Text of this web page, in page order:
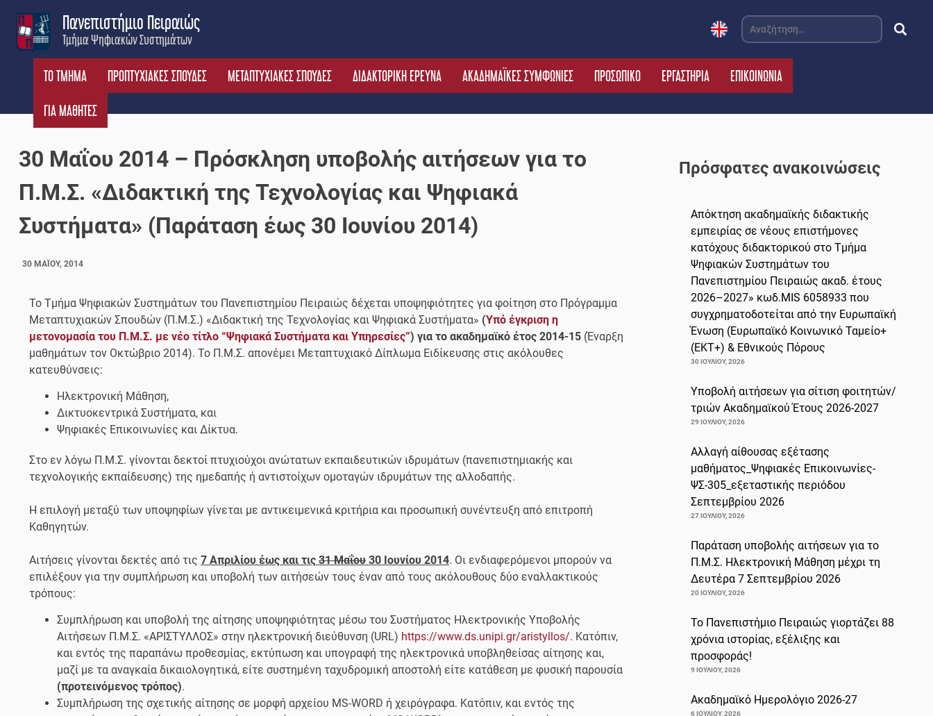
content
Τμήμα Ψηφιακών Συστημάτων
Πανεπιστήμιο Πειραιώς
Αναζήτηση
για:
ΤΟ ΤΜΗΜΑ ΠΡΟΠΤΥΧΙΑΚΕΣ ΣΠΟΥΔΕΣ ΜΕΤΑΠΤΥΧΙΑΚΕΣ ΣΠΟΥΔΕΣ ΔΙΔΑΚΤΟΡΙΚΗ ΕΡΕΥΝΑ ΑΚΑΔΗΜΑΪΚΕΣ ΣΥΜΦΩΝΙΕΣ ΠΡΟΣΩΠΙΚΟ ΕΡΓΑΣΤΗΡΙΑ ΕΠΙΚΟΙΝΩΝΙΑ
ΓΙΑ ΜΑΘΗΤΕΣ
30 Μαΐου 2014 – Πρόσκληση υποβολής αιτήσεων για το
Π.Μ.Σ. «Διδακτική της Τεχνολογίας και Ψηφιακά
Συστήματα» (Παράταση έως 30 Ιουνίου 2014)
30 ΜΑΪ́ΟΥ, 2014
Το Τμήμα Ψηφιακών Συστημάτων του Πανεπιστημίου Πειραιώς δέχεται υποψηφιότητες για φοίτηση στο Πρόγραμμα
Μεταπτυχιακών Σπουδών (Π.Μ.Σ.) «Διδακτική της Τεχνολογίας και Ψηφιακά Συστήματα» (Υπό έγκριση η
μετονομασία του Π.Μ.Σ. με νέο τίτλο “Ψηφιακά Συστήματα και Υπηρεσίες”) για το ακαδημαϊκό έτος 2014-15 (Έναρξη
μαθημάτων τον Οκτώβριο 2014). Το Π.Μ.Σ. απονέμει Μεταπτυχιακό Δίπλωμα Ειδίκευσης στις ακόλουθες
κατευθύνσεις:
Ηλεκτρονική Μάθηση,
Δικτυοκεντρικά Συστήματα, και
Ψηφιακές Επικοινωνίες και Δίκτυα.
Στο εν λόγω Π.Μ.Σ. γίνονται δεκτοί πτυχιούχοι ανώτατων εκπαιδευτικών ιδρυμάτων (πανεπιστημιακής και
τεχνολογικής εκπαίδευσης) της ημεδαπής ή αντιστοίχων ομοταγών ιδρυμάτων της αλλοδαπής.
Η επιλογή μεταξύ των υποψηφίων γίνεται με αντικειμενικά κριτήρια και προσωπική συνέντευξη από επιτροπή
Καθηγητών.
Αιτήσεις γίνονται δεκτές από τις 7 Απριλίου έως και τις 31 Μαΐου30 Ιουνίου 2014. Οι ενδιαφερόμενοι μπορούν να
επιλέξουν για την συμπλήρωση και υποβολή των αιτήσεών τους έναν από τους ακόλουθους δύο εναλλακτικούς
τρόπους:
Συμπλήρωση και υποβολή της αίτησης υποψηφιότητας μέσω του Συστήματος Ηλεκτρονικής Υποβολής
Αιτήσεων Π.Μ.Σ. «ΑΡΙΣΤΥΛΛΟΣ» στην ηλεκτρονική διεύθυνση (URL) https://www.ds.unipi.gr/aristyllos/. Κατόπιν,
και εντός της παραπάνω προθεσμίας, εκτύπωση και υπογραφή της ηλεκτρονικά υποβληθείσας αίτησης και,
μαζί με τα αναγκαία δικαιολογητικά, είτε συστημένη ταχυδρομική αποστολή είτε κατάθεση με φυσική παρουσία
(προτεινόμενος τρόπος).
Συμπλήρωση της σχετικής αίτησης σε μορφή αρχείου MS-WORD ή χειρόγραφα. Κατόπιν, και εντός της
Πρόσφατες ανακοινώσεις
Απόκτηση ακαδημαϊκής διδακτικής
εμπειρίας σε νέους επιστήμονες
κατόχους διδακτορικού στο Τμήμα
Ψηφιακών Συστημάτων του
Πανεπιστημίου Πειραιώς ακαδ. έτους
2026–2027» κωδ.MIS 6058933 που
συγχρηματοδοτείται από την Ευρωπαϊκή
Ένωση (Ευρωπαϊκό Κοινωνικό Ταμείο+
(ΕΚΤ+) & Εθνικούς Πόρους
30 ΙΟΥΛΊΟΥ, 2026
Υποβολή αιτήσεων για σίτιση φοιτητών/
τριών Ακαδημαϊκού Έτους 2026-2027
29 ΙΟΥΛΊΟΥ, 2026
Αλλαγή αίθουσας εξέτασης
μαθήματος_Ψηφιακές Επικοινωνίες-
ΨΣ-305_εξεταστικής περιόδου
Σεπτεμβρίου 2026
27 ΙΟΥΛΊΟΥ, 2026
Παράταση υποβολής αιτήσεων για το
Π.Μ.Σ. Ηλεκτρονική Μάθηση μέχρι τη
Δευτέρα 7 Σεπτεμβρίου 2026
20 ΙΟΥΛΊΟΥ, 2026
Το Πανεπιστήμιο Πειραιώς γιορτάζει 88
χρόνια ιστορίας, εξέλιξης και
προσφοράς!
9 ΙΟΥΛΊΟΥ, 2026
Ακαδημαϊκό Ημερολόγιο 2026-27
6 ΙΟΥΛΊΟΥ, 2026